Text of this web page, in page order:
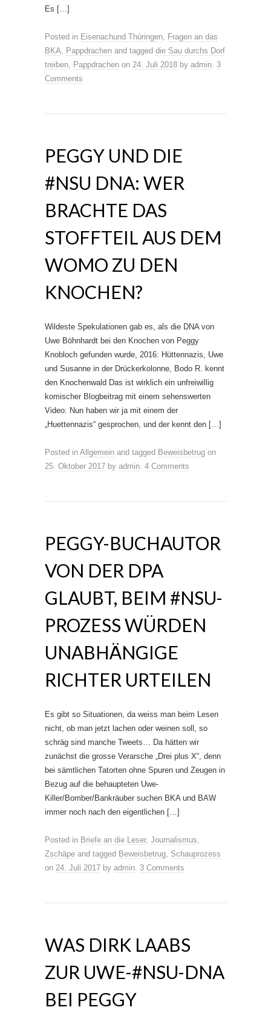
Es […]
Posted in Eisenachund Thüringen, Fragen an das
BKA, Pappdrachen and tagged die Sau durchs Dorf
treiben, Pappdrachen on 24. Juli 2018 by admin. 3
Comments
PEGGY UND DIE
#NSU DNA: WER
BRACHTE DAS
STOFFTEIL AUS DEM
WOMO ZU DEN
KNOCHEN?
Wildeste Spekulationen gab es, als die DNA von
Uwe Böhnhardt bei den Knochen von Peggy
Knobloch gefunden wurde, 2016: Hüttennazis, Uwe
und Susanne in der Drückerkolonne, Bodo R. kennt
den Knochenwald Das ist wirklich ein unfreiwillig
komischer Blogbeitrag mit einem sehenswerten
Video: Nun haben wir ja mit einem der
„Huettennazis“ gesprochen, und der kennt den […]
Posted in Allgemein and tagged Beweisbetrug on
25. Oktober 2017 by admin. 4 Comments
PEGGY-BUCHAUTOR
VON DER DPA
GLAUBT, BEIM #NSU-
PROZESS WÜRDEN
UNABHÄNGIGE
RICHTER URTEILEN
Es gibt so Situationen, da weiss man beim Lesen
nicht, ob man jetzt lachen oder weinen soll, so
schräg sind manche Tweets… Da hätten wir
zunächst die grosse Verarsche „Drei plus X“, denn
bei sämtlichen Tatorten ohne Spuren und Zeugen in
Bezug auf die behaupteten Uwe-
Killer/Bomber/Bankräuber suchen BKA und BAW
immer noch nach den eigentlichen […]
Posted in Briefe an die Leser, Journalismus,
Zschäpe and tagged Beweisbetrug, Schauprozess
on 24. Juli 2017 by admin. 3 Comments
WAS DIRK LAABS
ZUR UWE-#NSU-DNA
BEI PEGGY